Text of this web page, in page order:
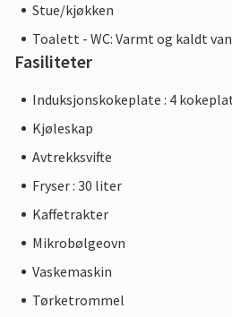
Stue/kjøkken
Toalett - WC: Varmt og kaldt
Fasiliteter
Induksjonskokeplate : 4
Kjøleskap
Avtrekksvifte
Fryser : 30 liter
Kaffetrakter
Mikrobølgeovn
Vaskemaskin
Tørketrommel